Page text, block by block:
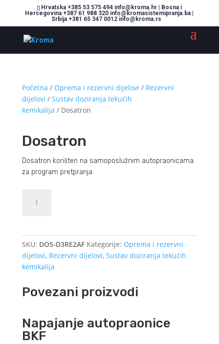
Hrvatska +385 53 575 494 info@kroma.hr | Bosna i
Hercegovina +387 61 988 320 info@kromasistemipranja.ba |
Srbija +381 65 347 0012 info@kroma.rs
Početna / Oprema i rezervni dijelovi / Rezervni
dijelovi / Sustav doziranja tekućih
kemikalija / Dosatron
Dosatron
Dosatron korišten na samoposlužnim autopraonicama
za program pretpranja
količina
SKU: DOS-D3RE2AF Kategorije: Oprema i rezervni
dijelovi, Rezervni dijelovi, Sustav doziranja tekućih
kemikalija
Povezani proizvodi
Napajanje autopraonice
BKF